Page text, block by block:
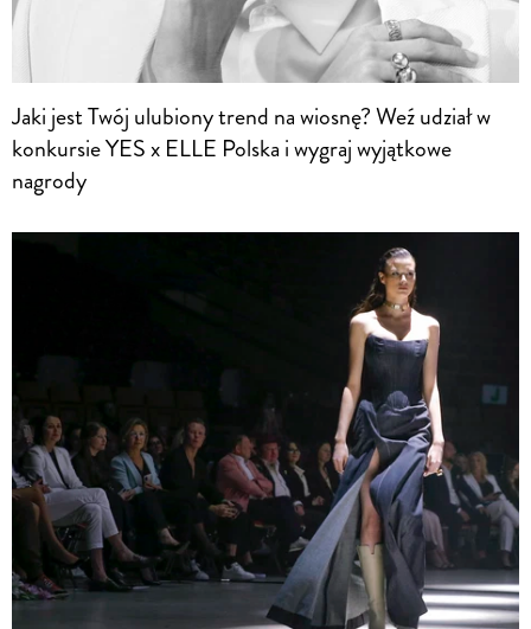
Jaki jest Twój ulubiony trend na wiosnę? Weź udział w
konkursie YES x ELLE Polska i wygraj wyjątkowe
nagrody